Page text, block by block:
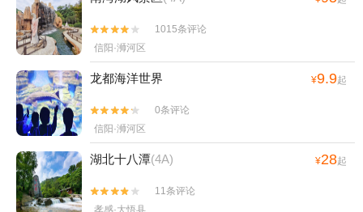


1015条评论
信阳·浉河区
龙都海洋世界 ¥9.9起


0条评论
信阳·浉河区
湖北十八潭(4A) ¥28起


11条评论